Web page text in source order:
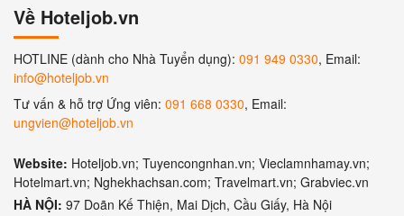
Về Hoteljob.vn
HOTLINE (dành cho Nhà Tuyển dụng): 091 949 0330, Email:
info@hoteljob.vn
Tư vấn & hỗ trợ Ứng viên: 091 668 0330, Email:
ungvien@hoteljob.vn
Website: Hoteljob.vn; Tuyencongnhan.vn; Vieclamnhamay.vn;
Hotelmart.vn; Nghekhachsan.com; Travelmart.vn; Grabviec.vn
HÀ NỘI: 97 Doãn Kế Thiện, Mai Dịch, Cầu Giấy, Hà Nội